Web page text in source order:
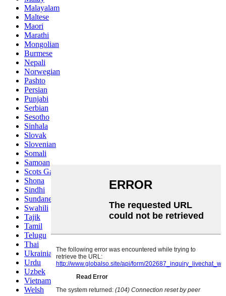
Malayalam
Maltese
Maori
Marathi
Mongolian
Burmese
Nepali
Norwegian
Pashto
Persian
Punjabi
Serbian
Sesotho
Sinhala
Slovak
Slovenian
Somali
Samoan
Scots Gaelic
Shona
Sindhi
Sundanese
Swahili
Tajik
Tamil
Telugu
Thai
Ukrainian
Urdu
Uzbek
Vietnamese
Welsh